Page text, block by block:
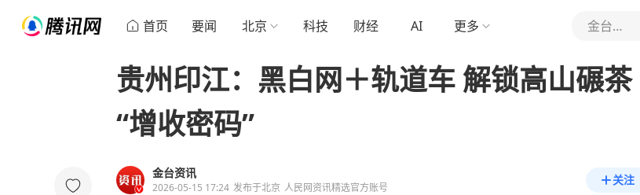
首页 要闻 北京 科技 财经 AI 更多 金台资讯
贵州印江：黑白网＋轨道车 解锁高山碾茶
“增收密码”
金台资讯
2026-05-15 17:24 发布于北京 人民网资讯精选官方账号
关注